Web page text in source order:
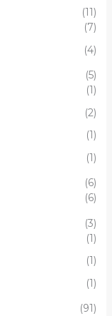
(11)
(7)
(4)
(5)
(1)
(2)
(1)
(1)
(6)
(6)
(3)
(1)
(1)
(1)
(91)